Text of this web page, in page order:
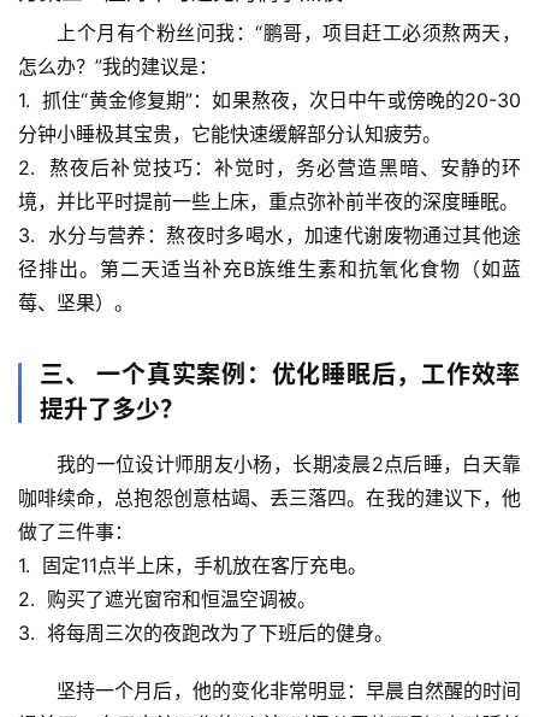
物
人
体
奥
秘
历
史
档
案
宇
宙
生
活
科
学
上个月有个粉丝问我：“鹏哥，项目赶工必须熬两天，
怎么办？”我的建议是：
1. 抓住“黄金修复期”：如果熬夜， 次日中午或傍晚的20-30
分钟小睡极其宝贵，它能快速缓解部分认知疲劳。
2. 熬夜后补觉技巧 ：补觉时，务必营造黑暗、安静的环
境，并比平时提前一些上床， 重点弥补前半夜的深度睡眠。
3. 水分与营养 ：熬夜时多喝水，加速代谢废物通过其他途
径排出。第二天适当补充B族维生素和抗氧化食物（如蓝
莓、坚果）。
三、 一个真实案例：优化睡眠后，工作效率
提升了多少？
我的一位设计师朋友小杨，长期凌晨2点后睡，白天靠
咖啡续命，总抱怨创意枯竭、丢三落四。在我的建议下，他
做了三件事：
1.  固定11点半上床，手机放在客厅充电。
2.  购买了遮光窗帘和恒温空调被。
3.  将每周三次的夜跑改为了下班后的健身。
坚持一个月后，他的变化非常明显 ：早晨自然醒的时间